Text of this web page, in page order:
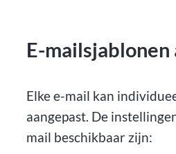
E-mailsjablonen
Elke e-mail kan
aangepast. De
mail beschikbaar zijn: